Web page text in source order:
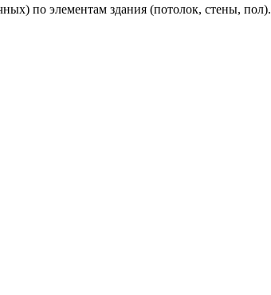
по элементам здания (потолок, стены, пол).